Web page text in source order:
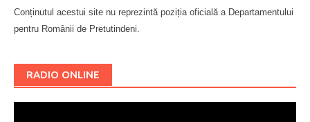
Conținutul acestui site nu reprezintă poziția oficială a Departamentului
pentru Românii de Pretutindeni.
RADIO ONLINE